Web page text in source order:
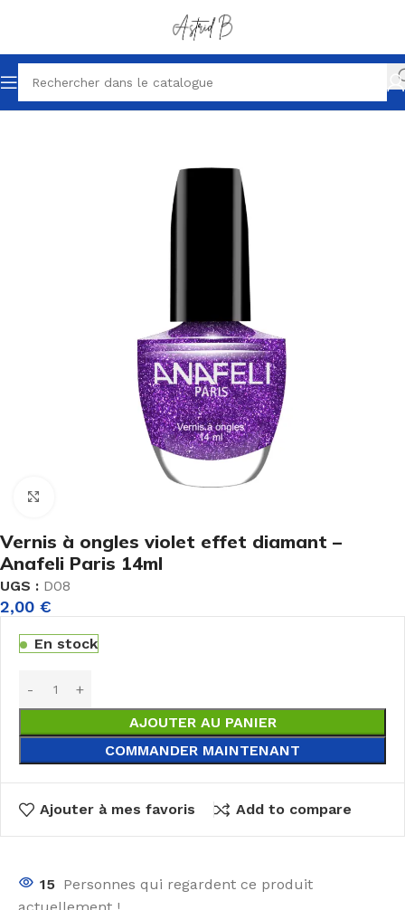
Accueil Maquillage Vernis à ongles
Vernis à ongles violet effet diamant –
Anafeli Paris 14ml
UGS : D08
2,00 €
En stock
AJOUTER AU PANIER
COMMANDER MAINTENANT
Ajouter à mes favoris Add to compare
15 Personnes qui regardent ce produit
actuellement !